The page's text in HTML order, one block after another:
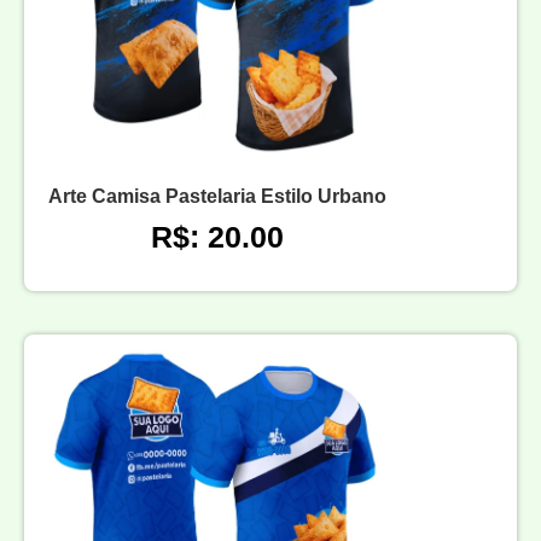
Arte Camisa Pastelaria Estilo Urbano
R$: 20.00